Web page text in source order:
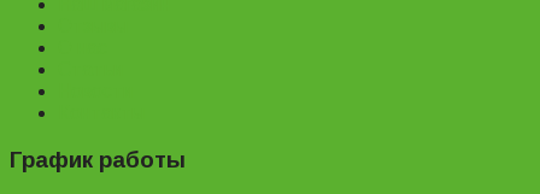
График работы